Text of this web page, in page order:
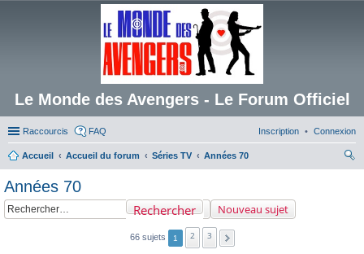
Le Monde des Avengers - Le Forum Officiel
Raccourcis FAQ Connexion
Inscription
Accueil Accueil du forum Séries TV
Années 70
Années 70
Nouveau sujet
Rechercher
66 sujets 1 2 3